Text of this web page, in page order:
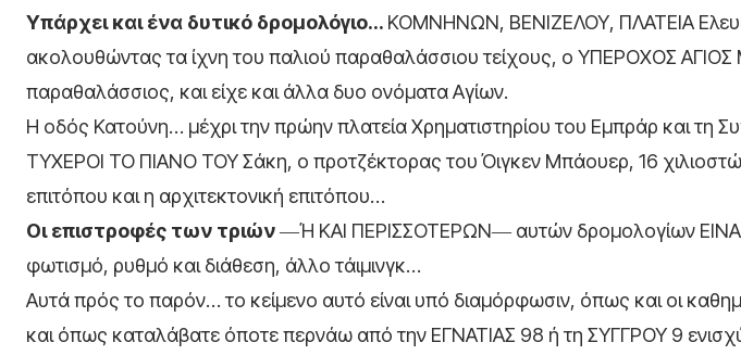
Υπάρχει και ένα δυτικό δρομολόγιο… ΚΟΜΝΗΝΩΝ, ΒΕΝΙΖΕΛΟΥ, ΠΛΑΤΕΙΑ
ακολουθώντας τα ίχνη του παλιού παραθαλάσσιου τείχους, ο ΥΠEΡΟΧΟΣ
παραθαλάσσιος, και είχε και άλλα δυο ονόματα Αγίων.
Η οδός Κατούνη… μέχρι την πρώην πλατεία Χρηματιστηρίου του Εμπράρ και τη
ΤΥΧΕΡΟΙ ΤΟ ΠΙΑΝΟ ΤΟΥ Σάκη, ο προτζέκτορας του Όιγκεν Μπάουερ, 16
επιτόπου και η αρχιτεκτονική επιτόπου…
Οι επιστροφές των τριών―Ή ΚΑΙ ΠΕΡΙΣΣΟΤΕΡΩΝ― αυτών δρομολογίων
φωτισμό, ρυθμό και διάθεση, άλλο τάιμινγκ…
Αυτά πρός το παρόν… το κείμενο αυτό είναι υπό διαμόρφωσιν, όπως και οι
και όπως καταλάβατε όποτε περνάω από την ΕΓΝΑΤΙΑΣ 98 ή τη ΣΥΓΓΡΟΥ 9